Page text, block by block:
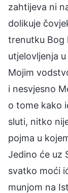
zahtijeva ni
dolikuje
trenutku Bog
utjelovljenja
Mojim
i nesvjesno
o tome kako
sluti, nitko
pojma u
Jedino će uz
svatko moći
munjom na